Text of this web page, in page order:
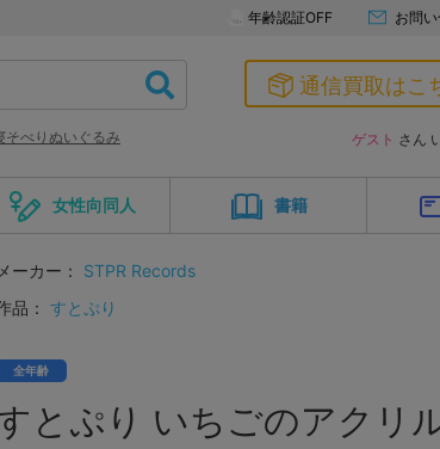
年齢認証OFF お問
べりぬいぐるみ
通信買取はこ
ゲスト さん
女性向同人 書籍
メーカー：
STPR Records
品： すとぷり
全年齢
とぷり いちごのアクリ